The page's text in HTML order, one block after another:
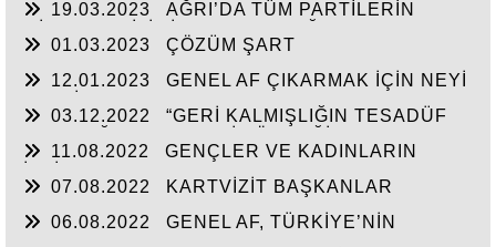
19.03.2023
AĞRI’DA TÜM PARTİLERİN
OLMALI!
01.03.2023
ÇÖZÜM ŞART
12.01.2023
GENEL AF ÇIKARMAK İÇİN NEYİ
03.12.2022
“GERİ KALMIŞLIĞIN TESADÜF
DOĞUBAYAZIT’TIR.”
11.08.2022
GENÇLER VE KADINLARIN
DESTEKLEYECEK PROJELERE İMZA
ATABİLECEK DERNEKLERE İHTİYAÇ VAR!
07.08.2022
KARTVİZİT BAŞKANLAR
06.08.2022
GENEL AF, TÜRKİYE’NİN